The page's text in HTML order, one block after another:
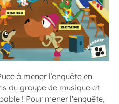
à mener l’enquête en
du groupe de musique et
! Pour mener l'enquête,